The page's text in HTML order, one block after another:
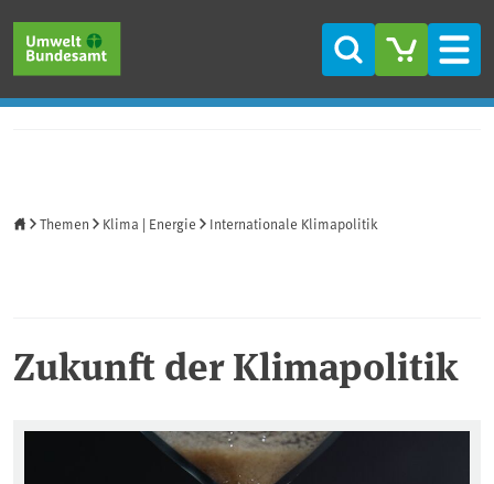
Suche
Themen Klima | Energie Internationale Klimapolitik
Zukunft der Klimapolitik